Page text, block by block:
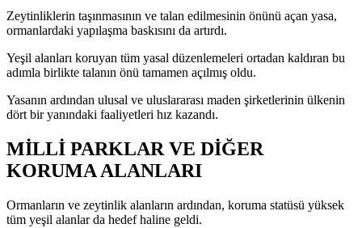
Zeytinliklerin taşınmasının ve talan edilmesinin önünü açan yasa,
ormanlardaki yapılaşma baskısını da artırdı.
Yeşil alanları koruyan tüm yasal düzenlemeleri ortadan kaldıran bu
adımla birlikte talanın önü tamamen açılmış oldu.
Yasanın ardından ulusal ve uluslararası maden şirketlerinin ülkenin
dört bir yanındaki faaliyetleri hız kazandı.
MİLLİ PARKLAR VE DİĞER
KORUMA ALANLARI
Ormanların ve zeytinlik alanların ardından, koruma statüsü yüksek
tüm yeşil alanlar da hedef haline geldi.